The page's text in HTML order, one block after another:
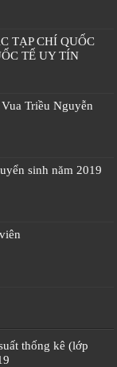
TẠP CHÍ QUỐC
TẾ UY TÍN
Triều Nguyễn
sinh năm 2019
thống kê (lớp